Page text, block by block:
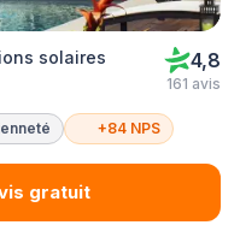
solaires
4,8
161 avis
+84 NPS
gratuit